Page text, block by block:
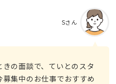
Sさん
の面談で、ていとのスタ
集中のお仕事でおすすめ